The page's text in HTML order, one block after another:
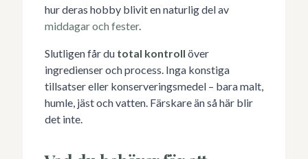
hur deras hobby blivit en naturlig del av
middagar och fester.
Slutligen får du total kontroll över
ingredienser och process. Inga konstiga
tillsatser eller konserveringsmedel – bara malt,
humle, jäst och vatten. Färskare än så här blir
det inte.